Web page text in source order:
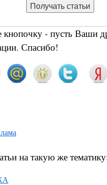
- пусть Ваши
Спасибо!
на такую же